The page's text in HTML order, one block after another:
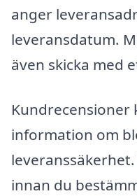
anger
leveransdatum.
även skicka med
Kundrecensioner
information om
innan du